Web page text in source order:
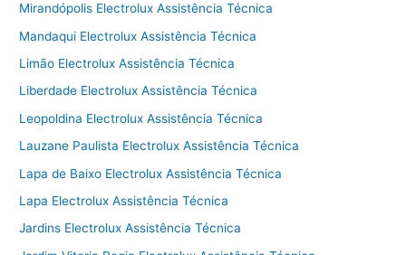
Mirandópolis Electrolux Assistência Técnica
Mandaqui Electrolux Assistência Técnica
Limão Electrolux Assistência Técnica
Liberdade Electrolux Assistência Técnica
Leopoldina Electrolux Assistência Técnica
Lauzane Paulista Electrolux Assistência Técnica
Lapa de Baixo Electrolux Assistência Técnica
Lapa Electrolux Assistência Técnica
Jardins Electrolux Assistência Técnica